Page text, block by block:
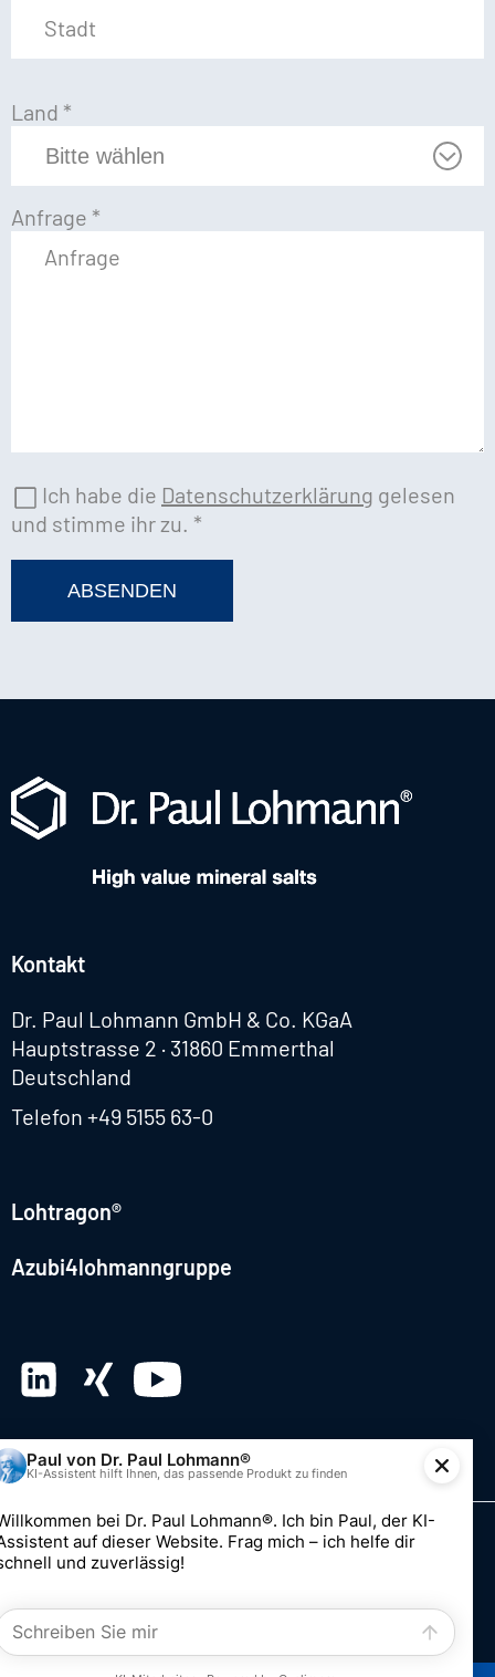
Land *
Anfrage *
Ich habe die Datenschutzerklärung gelesen
und stimme ihr zu. *
ABSENDEN
Kontakt
Dr. Paul Lohmann GmbH & Co. KGaA
Hauptstrasse 2 · 31860 Emmerthal
Deutschland
Telefon +49 5155 63-0
Lohtragon®
Azubi4lohmanngruppe
© 2026 Dr. Paul Lohmann GmbH & Co. KGaA
Impressum
Datenschutz